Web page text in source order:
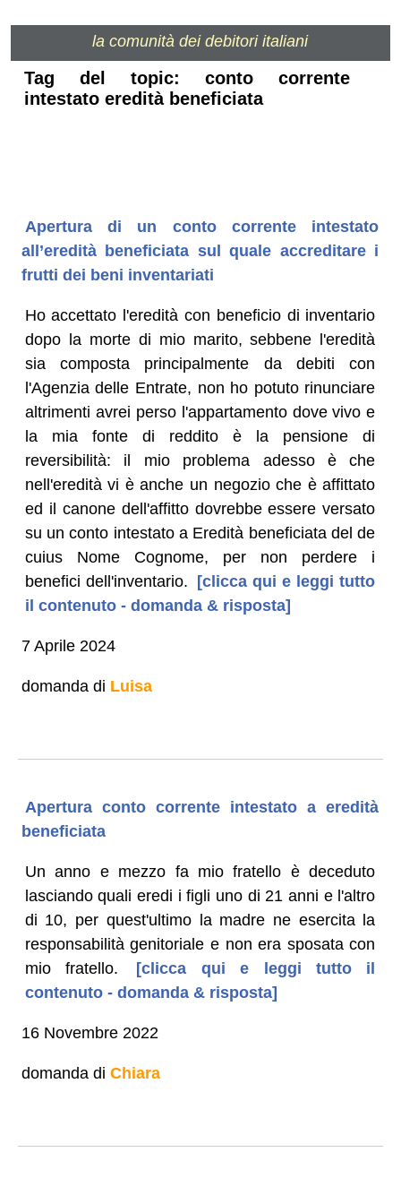
la comunità dei debitori italiani
Tag del topic: conto corrente
intestato eredità beneficiata
Apertura di un conto corrente intestato
all’eredità beneficiata sul quale accreditare i
frutti dei beni inventariati
Ho accettato l'eredità con beneficio di inventario
dopo la morte di mio marito, sebbene l'eredità
sia composta principalmente da debiti con
l'Agenzia delle Entrate, non ho potuto rinunciare
altrimenti avrei perso l'appartamento dove vivo e
la mia fonte di reddito è la pensione di
reversibilità: il mio problema adesso è che
nell'eredità vi è anche un negozio che è affittato
ed il canone dell'affitto dovrebbe essere versato
su un conto intestato a Eredità beneficiata del de
cuius Nome Cognome, per non perdere i
benefici dell'inventario. [clicca qui e leggi tutto
il contenuto - domanda & risposta]
7 Aprile 2024
domanda di Luisa
Apertura conto corrente intestato a eredità
beneficiata
Un anno e mezzo fa mio fratello è deceduto
lasciando quali eredi i figli uno di 21 anni e l'altro
di 10, per quest'ultimo la madre ne esercita la
responsabilità genitoriale e non era sposata con
mio fratello.
[clicca qui e leggi tutto il
contenuto - domanda & risposta]
16 Novembre 2022
domanda di Chiara